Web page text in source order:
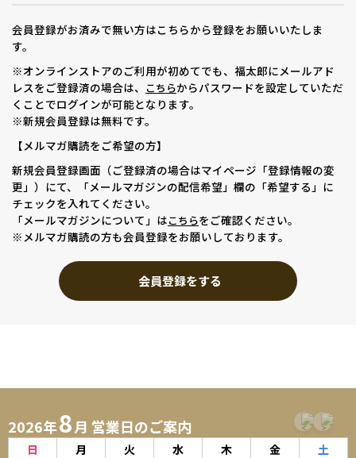
会員登録がお済みで無い方はこちらから登録をお願いいたしま
す。
※オンラインストアのご利用が初めてでも、福太郎にメールアド
レスをご登録済の場合は、 こちらからパスワードを設定していただ
くことでログインが可能となります。
※新規会員登録は無料です。
【メルマガ購読をご希望の方】
新規会員登録画面（ご登録済の場合はマイページ「登録情報の変
更」）にて、「メールマガジンの配信希望」欄の「希望する」に
チェックを入れてください。
「メールマガジンについて」はこちらをご確認ください。
※メルマガ購読の方も会員登録をお願いしております。
会員登録をする
2026年8月 営業日のご案内
日 月 火 水 木 金 土